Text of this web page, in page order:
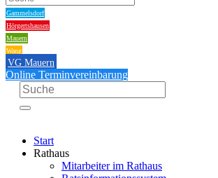
Gammelsdorf
Hörgertshausen
Mauern
Wang
VG Mauern
Online Terminvereinbarung
Start
Rathaus
Mitarbeiter im Rathaus